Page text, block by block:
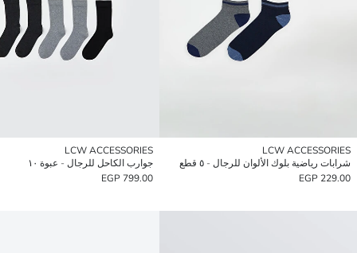
LCW ACCESSORIES
شرابات رياضية بلوك الألوان للرجال - ٥ قطع
229.00 EGP
LCW ACCESSORIES
جوارب الكاحل للرجال - عبوة ١٠
799.00 EGP